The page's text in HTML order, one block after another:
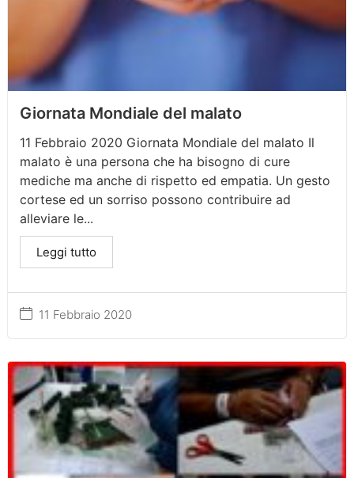
Giornata Mondiale del malato
11 Febbraio 2020
11 Febbraio 2020 Giornata Mondiale del malato Il
malato è una persona che ha bisogno di cure
mediche ma anche di rispetto ed empatia. Un gesto
cortese ed un sorriso possono contribuire ad
alleviare le...
Leggi tutto